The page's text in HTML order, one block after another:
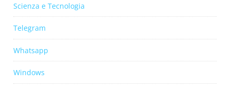
Scienza e Tecnologia
Telegram
Whatsapp
Windows